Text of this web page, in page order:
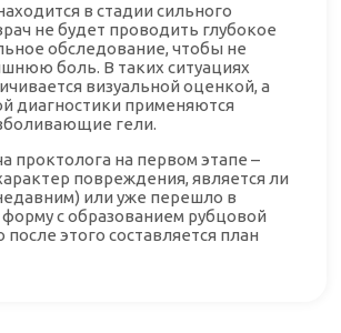
в стадии сильного
не будет проводить глубокое
обследование, чтобы не
боль. В таких ситуациях
визуальной оценкой, а
диагностики применяются
гели.
проктолога на первом этапе –
повреждения, является ли
или уже перешло в
с образованием рубцовой
после этого составляется план